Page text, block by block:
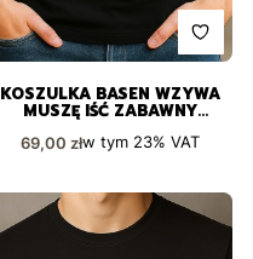
KOSZULKA BASEN WZYWA
MUSZĘ IŚĆ ZABAWNY
Cena brutto
69,00 złw tym 23% VAT